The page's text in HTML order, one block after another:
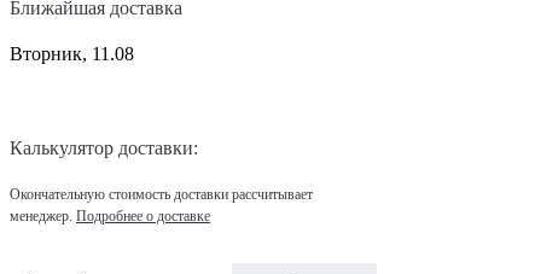
Ближайшая доставка
Вторник, 11.08
Калькулятор доставки:
Окончательную стоимость доставки рассчитывает
менеджер. Подробнее о доставке